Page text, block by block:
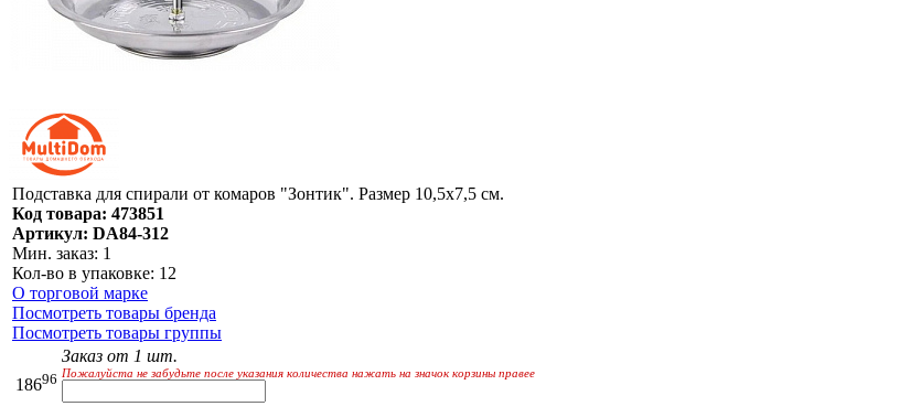
Подставка для спирали от комаров "Зонтик". Размер 10,5х7,5 см.
Код товара: 473851
Артикул: DA84-312
Мин. заказ: 1
Кол-во в упаковке: 12
О торговой марке
Посмотреть товары бренда
Посмотреть товары группы
18696
Заказ от 1 шт.
Пожалуйста не забудьте после указания количества нажать на значок корзины правее